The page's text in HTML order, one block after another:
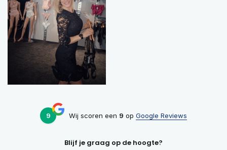
9 Wij scoren een 9 op Google Reviews
Blijf je graag op de hoogte?